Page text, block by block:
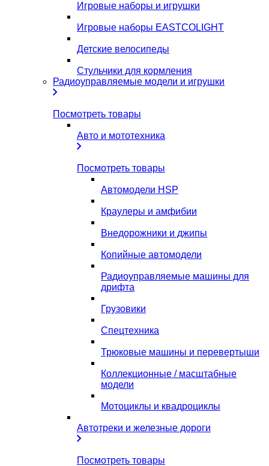
Игровые наборы и игрушки
Игровые наборы EASTCOLIGHT
Детские велосипеды
Стульчики для кормления
Радиоуправляемые модели и игрушки
Посмотреть товары
Авто и мототехника
Посмотреть товары
Автомодели HSP
Краулеры и амфибии
Внедорожники и джипы
Копийные автомодели
Радиоуправляемые машины для
дрифта
Грузовики
Спецтехника
Трюковые машины и перевертыши
Коллекционные / масштабные
модели
Мотоциклы и квадроциклы
Автотреки и железные дороги
Посмотреть товары